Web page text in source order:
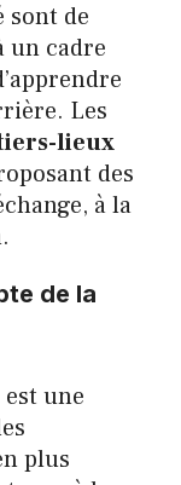
sont de
un cadre
Les
lieux
des
à la
de la
une
plus